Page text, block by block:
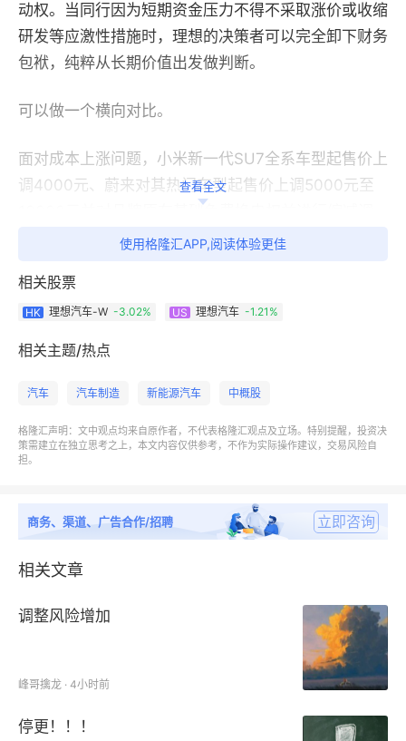
动权。当同行因为短期资金压力不得不采取涨价或收缩
研发等应激性措施时，理想的决策者可以完全卸下财务
包袱，纯粹从长期价值出发做判断。
可以做一个横向对比。
面对成本上涨问题，小米新一代SU7全系车型起售价上
调4000元、蔚来对其热门车型起售价上调5000元至
整、小鹏汽车上调XNGP智驾包价格并取消终身免费权
老款上涨1万元。
反观理想汽车，旗下全系产品均未上调价格，今年上市
沿技术的加持下，售价仍然与2022年上市的第一代理
由此可见，在行业性压力面前，财务底座的差异正在决
二、主动停产与研发加码：逆周期操作的底层逻辑
么一季度的两个关键决策则彰显了这座堡垒的战略价值
——主动停产停售L系列旧款，同时在研发上同比逆势
2026年一季度，理想汽车做出了一项在商业上看起来
查看全文
使用格隆汇APP,阅读体验更佳
相关股票
HK 理想汽车-W -3.02% US 理想汽车 -1.21%
相关主题/热点
汽车 汽车制造 新能源汽车 中概股
格隆汇声明：文中观点均来自原作者，不代表格隆汇观点及立场。特别提醒，投资决
策需建立在独立思考之上，本文内容仅供参考，不作为实际操作建议，交易风险自
担。
商务、渠道、广告合作/招聘 立即咨询
相关文章
调整风险增加
峰哥擒龙 · 4小时前
停更！！！